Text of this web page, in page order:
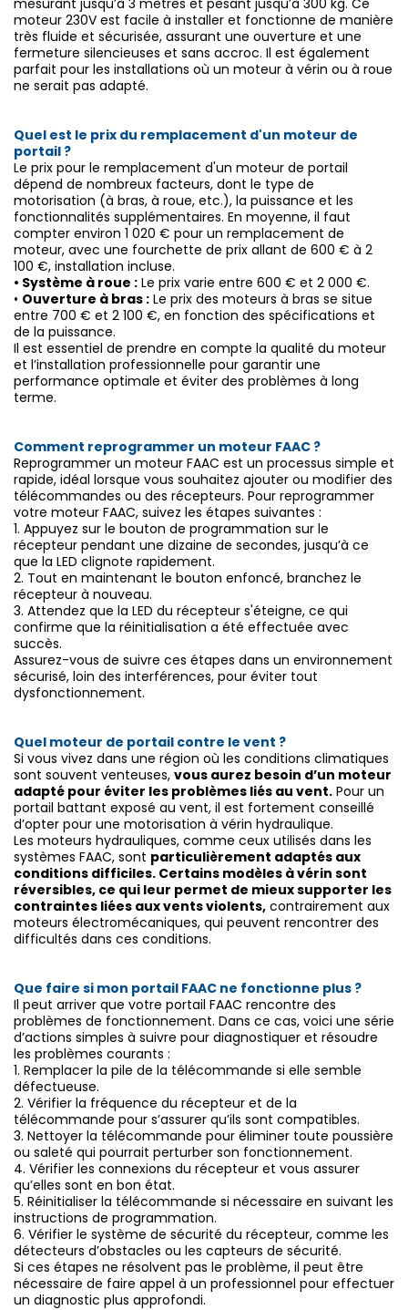
moteur 230V est facile à installer et fonctionne de manière
très fluide et sécurisée, assurant une ouverture et une
fermeture silencieuses et sans accroc. Il est également
parfait pour les installations où un moteur à vérin ou à roue
ne serait pas adapté.
Quel est le prix du remplacement d'un moteur de
portail ?
Le prix pour le remplacement d'un moteur de portail
dépend de nombreux facteurs, dont le type de
motorisation (à bras, à roue, etc.), la puissance et les
fonctionnalités supplémentaires. En moyenne, il faut
compter environ 1 020 € pour un remplacement de
moteur, avec une fourchette de prix allant de 600 € à 2
100 €, installation incluse.
• Système à roue : Le prix varie entre 600 € et 2 000 €.
• Ouverture à bras : Le prix des moteurs à bras se situe
entre 700 € et 2 100 €, en fonction des spécifications et
de la puissance.
Il est essentiel de prendre en compte la qualité du moteur
et l’installation professionnelle pour garantir une
performance optimale et éviter des problèmes à long
terme.
Comment reprogrammer un moteur FAAC ?
Reprogrammer un moteur FAAC est un processus simple et
rapide, idéal lorsque vous souhaitez ajouter ou modifier des
télécommandes ou des récepteurs. Pour reprogrammer
votre moteur FAAC, suivez les étapes suivantes :
1. Appuyez sur le bouton de programmation sur le
récepteur pendant une dizaine de secondes, jusqu’à ce
que la LED clignote rapidement.
2. Tout en maintenant le bouton enfoncé, branchez le
récepteur à nouveau.
3. Attendez que la LED du récepteur s'éteigne, ce qui
confirme que la réinitialisation a été effectuée avec
succès.
Assurez-vous de suivre ces étapes dans un environnement
sécurisé, loin des interférences, pour éviter tout
dysfonctionnement.
Quel moteur de portail contre le vent ?
Si vous vivez dans une région où les conditions climatiques
sont souvent venteuses, vous aurez besoin d’un moteur
adapté pour éviter les problèmes liés au vent. Pour un
portail battant exposé au vent, il est fortement conseillé
d’opter pour une motorisation à vérin hydraulique.
Les moteurs hydrauliques, comme ceux utilisés dans les
systèmes FAAC, sont particulièrement adaptés aux
conditions difficiles. Certains modèles à vérin sont
réversibles, ce qui leur permet de mieux supporter les
contraintes liées aux vents violents, contrairement aux
moteurs électromécaniques, qui peuvent rencontrer des
difficultés dans ces conditions.
Que faire si mon portail FAAC ne fonctionne plus ?
Il peut arriver que votre portail FAAC rencontre des
problèmes de fonctionnement. Dans ce cas, voici une série
d’actions simples à suivre pour diagnostiquer et résoudre
les problèmes courants :
1. Remplacer la pile de la télécommande si elle semble
défectueuse.
2. Vérifier la fréquence du récepteur et de la
télécommande pour s’assurer qu’ils sont compatibles.
3. Nettoyer la télécommande pour éliminer toute poussière
ou saleté qui pourrait perturber son fonctionnement.
4. Vérifier les connexions du récepteur et vous assurer
qu’elles sont en bon état.
5. Réinitialiser la télécommande si nécessaire en suivant les
instructions de programmation.
6. Vérifier le système de sécurité du récepteur, comme les
détecteurs d’obstacles ou les capteurs de sécurité.
Si ces étapes ne résolvent pas le problème, il peut être
nécessaire de faire appel à un professionnel pour effectuer
un diagnostic plus approfondi.